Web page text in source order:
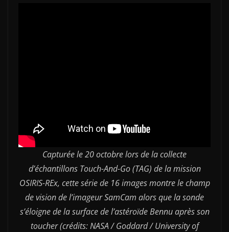
Capturée le 20 octobre lors de la collecte
d’échantillons Touch-And-Go (TAG) de la mission
OSIRIS-REx, cette série de 16 images montre le champ
de vision de l’imageur SamCam alors que la sonde
s’éloigne de la surface de l’astéroïde Bennu après son
toucher (crédits: NASA / Goddard / University of